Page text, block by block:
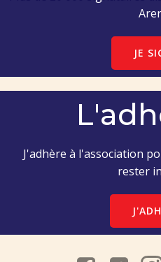
JE
J'adhère à l'association
rester